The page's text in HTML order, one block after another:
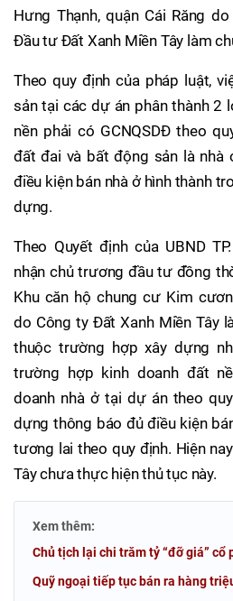
Hưng Thạnh, quận Cái Răng
Đầu tư Đất Xanh Miền Tây làm
Theo quy định của pháp luật,
sản tại các dự án phân thành 2
nền phải có GCNQSDĐ theo
đất đai và bất động sản là nhà
điều kiện bán nhà ở hình thành
dựng.
Theo Quyết định của UBND
nhận chủ trương đầu tư đồng
Khu căn hộ chung cư Kim
do Công ty Đất Xanh Miền Tây
thuộc trường hợp xây dựng
trường hợp kinh doanh đất
doanh nhà ở tại dự án theo
dựng thông báo đủ điều kiện
tương lai theo quy định. Hiện
Tây chưa thực hiện thủ tục này.
Xem thêm:
Chủ tịch lại chi trăm tỷ “đỡ giá” cổ
Quỹ ngoại tiếp tục bán ra hàng